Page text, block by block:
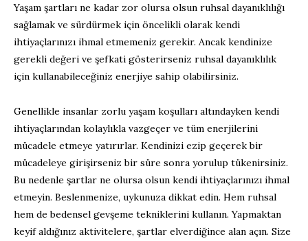
Yaşam şartları ne kadar zor olursa olsun ruhsal dayanıklılığı
sağlamak ve sürdürmek için öncelikli olarak kendi
ihtiyaçlarınızı ihmal etmemeniz gerekir. Ancak kendinize
gerekli değeri ve şefkati gösterirseniz ruhsal dayanıklılık
için kullanabileceğiniz enerjiye sahip olabilirsiniz.
Genellikle insanlar zorlu yaşam koşulları altındayken kendi
ihtiyaçlarından kolaylıkla vazgeçer ve tüm enerjilerini
mücadele etmeye yatırırlar. Kendinizi ezip geçerek bir
mücadeleye girişirseniz bir süre sonra yorulup tükenirsiniz.
Bu nedenle şartlar ne olursa olsun kendi ihtiyaçlarınızı ihmal
etmeyin. Beslenmenize, uykunuza dikkat edin. Hem ruhsal
hem de bedensel gevşeme tekniklerini kullanın. Yapmaktan
keyif aldığınız aktivitelere, şartlar elverdiğince alan açın. Size